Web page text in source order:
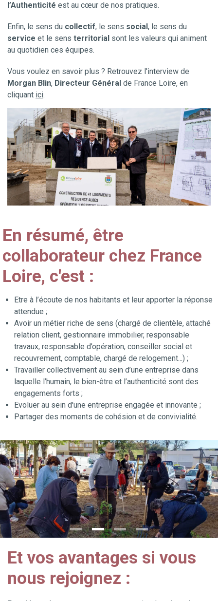
l’Authenticité est au cœur de nos pratiques.
Enfin, le sens du collectif, le sens social, le sens du
service et le sens territorial sont les valeurs qui animent
au quotidien ces équipes.
Vous voulez en savoir plus ? Retrouvez l'interview de
Morgan Blin, Directeur Général de France Loire, en
cliquant ici.
En résumé, être
collaborateur chez France
Loire, c'est :
Etre à l’écoute de nos habitants et leur apporter la réponse
attendue ;
Avoir un métier riche de sens (chargé de clientèle, attaché
relation client, gestionnaire immobilier, responsable
travaux, responsable d’opération, conseiller social et
recouvrement, comptable, chargé de relogement...) ;
Travailler collectivement au sein d’une entreprise dans
laquelle l’humain, le bien-être et l’authenticité sont des
engagements forts ;
Evoluer au sein d'une entreprise engagée et innovante ;
Partager des moments de cohésion et de convivialité.
Et vos avantages si vous
nous rejoignez :